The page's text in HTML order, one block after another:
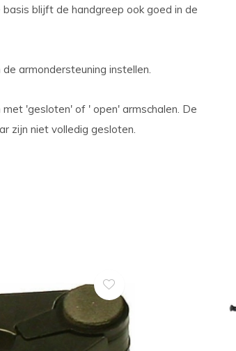
blijft de handgreep ook goed in de
armondersteuning instellen.
'gesloten' of ' open' armschalen. De
zijn niet volledig gesloten.